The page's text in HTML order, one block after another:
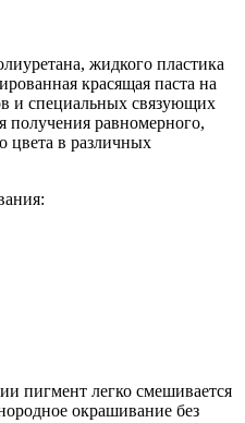
жидкого пластика
красящая паста на
и специальных связующих
получения равномерного,
цвета в различных
пигмент легко смешивается
окрашивание без